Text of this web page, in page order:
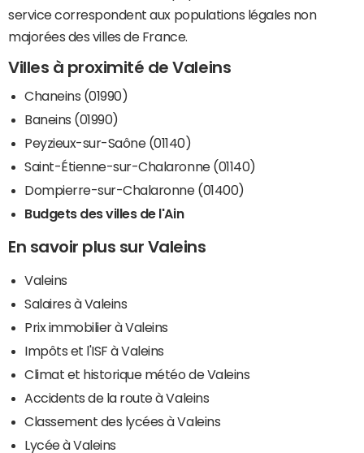
service correspondent aux populations légales non
majorées des villes de France.
Villes à proximité de Valeins
Chaneins (01990)
Baneins (01990)
Peyzieux-sur-Saône (01140)
Saint-Étienne-sur-Chalaronne (01140)
Dompierre-sur-Chalaronne (01400)
Budgets des villes de l'Ain
En savoir plus sur Valeins
Valeins
Salaires à Valeins
Prix immobilier à Valeins
Impôts et l'ISF à Valeins
Climat et historique météo de Valeins
Accidents de la route à Valeins
Classement des lycées à Valeins
Lycée à Valeins